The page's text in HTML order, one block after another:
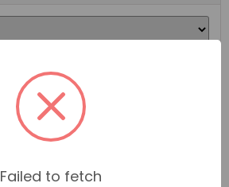
Failed to fetch